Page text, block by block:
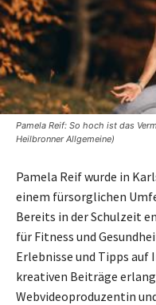
Pamela Reif: So hoch ist das
Heilbronner Allgemeine)
Pamela Reif wurde in
einem fürsorglichen
Bereits in der Schulzeit
für Fitness und
Erlebnisse und Tipps
kreativen Beiträge
Webvideoproduzentin